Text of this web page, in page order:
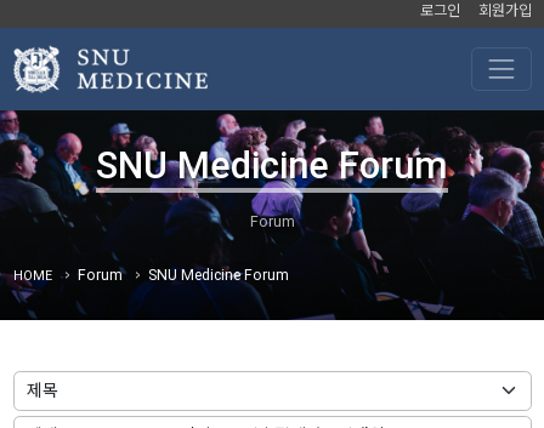
로그인 회원가입
SNU Medicine Forum
HOME Forum SNU Medicine Forum